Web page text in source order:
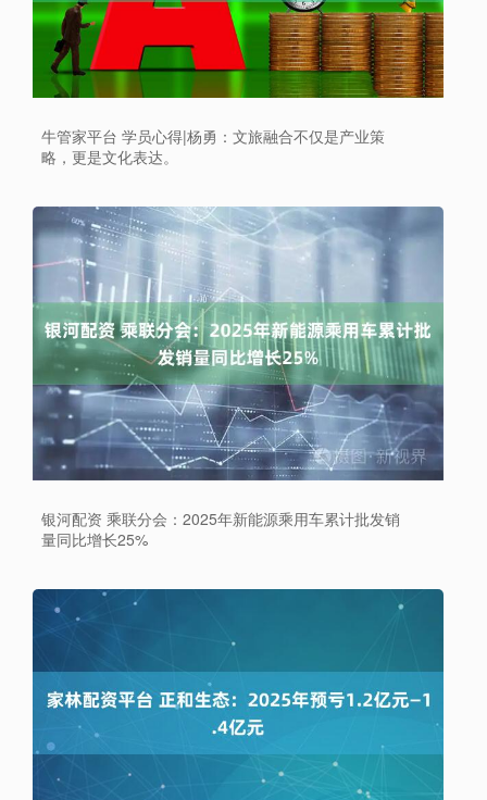
牛管家平台 学员心得|杨勇：文旅融合不仅是产业策
略，更是文化表达。
银河配资 乘联分会：2025年新能源乘用车累计批发销
量同比增长25%